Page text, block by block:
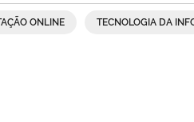
ONLINE TECNOLOGIA DA